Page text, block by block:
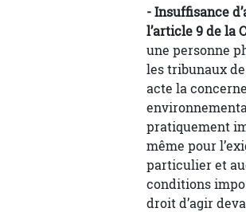
- Insuffisance
l’article 9 de la
une personne
les tribunaux
acte la
pratiquement
même pour
particulier et
conditions
droit d’agir